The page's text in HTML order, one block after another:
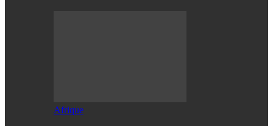
Afrique